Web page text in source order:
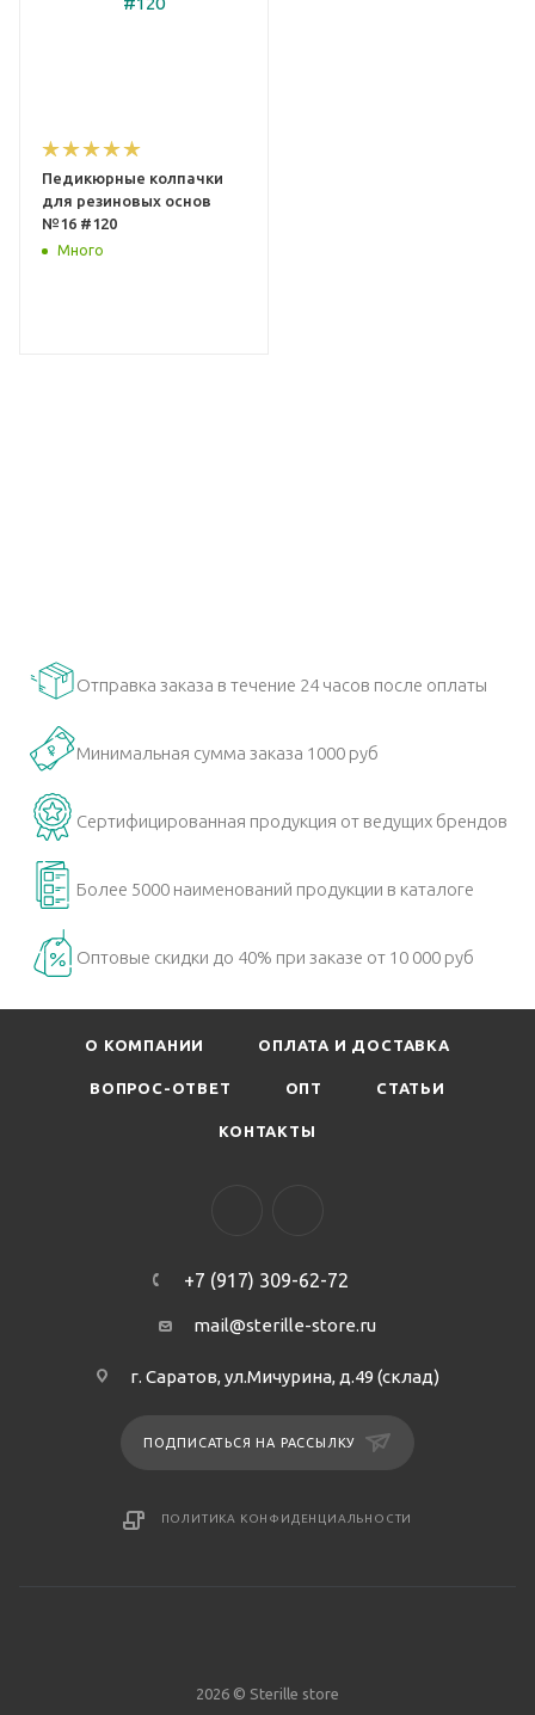
Педикюрные колпачки
для резиновых основ
№16 #120
Много
Отправка заказа в течение 24 часов после оплаты
Минимальная сумма заказа 1000 руб
Сертифицированная продукция от ведущих брендов
Более 5000 наименований продукции в каталоге
Оптовые скидки до 40% при заказе от 10 000 руб
О КОМПАНИИ ОПЛАТА И ДОСТАВКА
ВОПРОС-ОТВЕТ ОПТ СТАТЬИ
КОНТАКТЫ
+7 (917) 309-62-72
mail@sterille-store.ru
г. Саратов, ул.Мичурина, д.49 (склад)
ПОДПИСАТЬСЯ НА РАССЫЛКУ
ПОЛИТИКА КОНФИДЕНЦИАЛЬНОСТИ
2026 © Sterille store